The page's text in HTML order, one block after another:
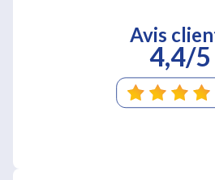
Avis
4,4/5